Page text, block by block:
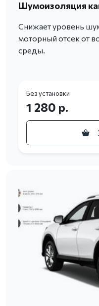
Шумоизоляция
Снижает уровень
моторный отсек от
среды.
Без установки
1 280 р.